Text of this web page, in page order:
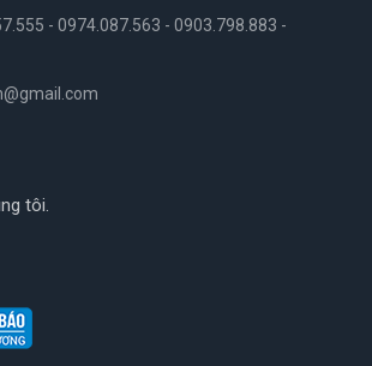
- 0974.087.563 - 0903.798.883 -
tôi.